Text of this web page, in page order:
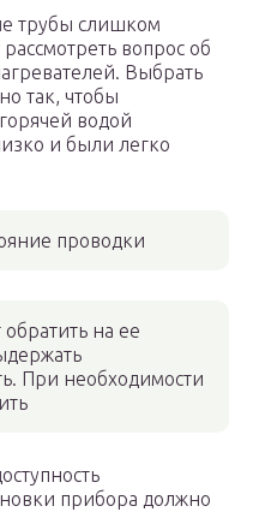
трубы слишком
вопрос об
Выбрать
так, чтобы
водой
и были легко
проводки
на ее
При необходимости
прибора должно